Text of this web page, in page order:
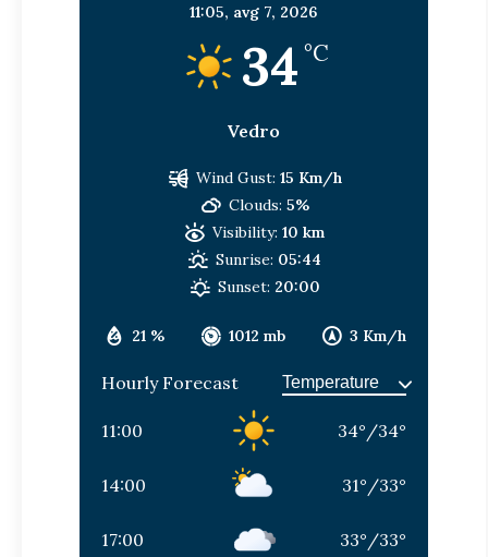
11:05, avg 7, 2026
34 °C
Vedro
21 % 1012 mb 3 Km/h
Wind Gust: 15 Km/h
Clouds: 5%
Visibility: 10 km
Sunrise: 05:44
Sunset: 20:00
Hourly Forecast
11:00 34° /34°
14:00 31° /33°
17:00 33° /33°